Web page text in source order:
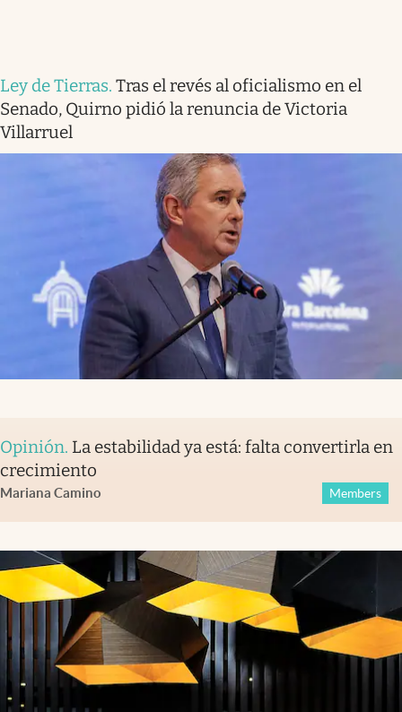
Ley de Tierras. Tras el revés al oficialismo en el
Senado, Quirno pidió la renuncia de Victoria
Villarruel
Opinión. La estabilidad ya está: falta convertirla en
crecimiento
Mariana Camino Members